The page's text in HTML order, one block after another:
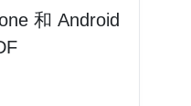
和 Android